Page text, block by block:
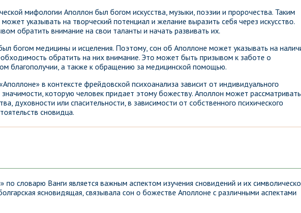
мифологии Аполлон был богом искусства, музыки, поэзии и пророчества. Таким
указывать на творческий потенциал и желание выразить себя через искусство.
обратить внимание на свои таланты и начать развивать их.
богом медицины и исцеления. Поэтому, сон об Аполлоне может указывать на
обратить на них внимание. Это может быть призывом к заботе о
благополучии, а также к обращению за медицинской помощью.
в контексте фрейдовской психоанализа зависит от индивидуального
значимости, которую человек придает этому божеству. Аполлон может
духовности или спасительности, в зависимости от собственного психического
сновидца.
по словарю Ванги является важным аспектом изучения сновидений и их
ясновидящая, связывала сон о божестве Аполлоне с различными аспектами